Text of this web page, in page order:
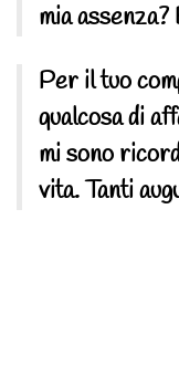
mia
Per il tuo
qualcosa di
mi sono
vita. Tanti